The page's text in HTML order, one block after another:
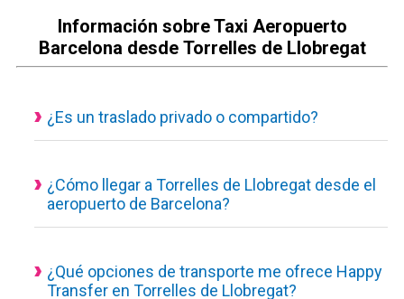
Información sobre Taxi Aeropuerto
Barcelona desde Torrelles de Llobregat
¿Es un traslado privado o compartido?
Todos nuestros servicios de transporte disponibles son
el vehículo es de uso exclusivo para ti y tus acompañantes.
¿Cómo llegar a Torrelles de Llobregat desde el
aeropuerto de Barcelona?
Traslado desde el aeropuerto a Torrelles de Llobregat con un
calculadora de reservas el tiempo estimado del trayecto, los
kilómetros hasta tú destino y el precio final a pagar.
¿Qué opciones de transporte me ofrece Happy
Transfer en Torrelles de Llobregat?